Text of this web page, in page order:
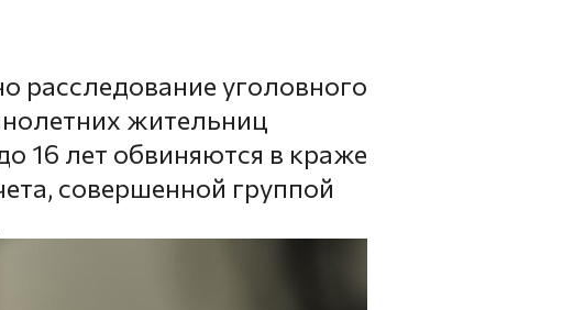
расследование уголовного
жительниц
16 лет обвиняются в краже
совершенной группой